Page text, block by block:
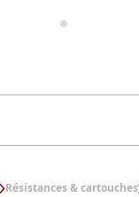
Résistances & cartouches